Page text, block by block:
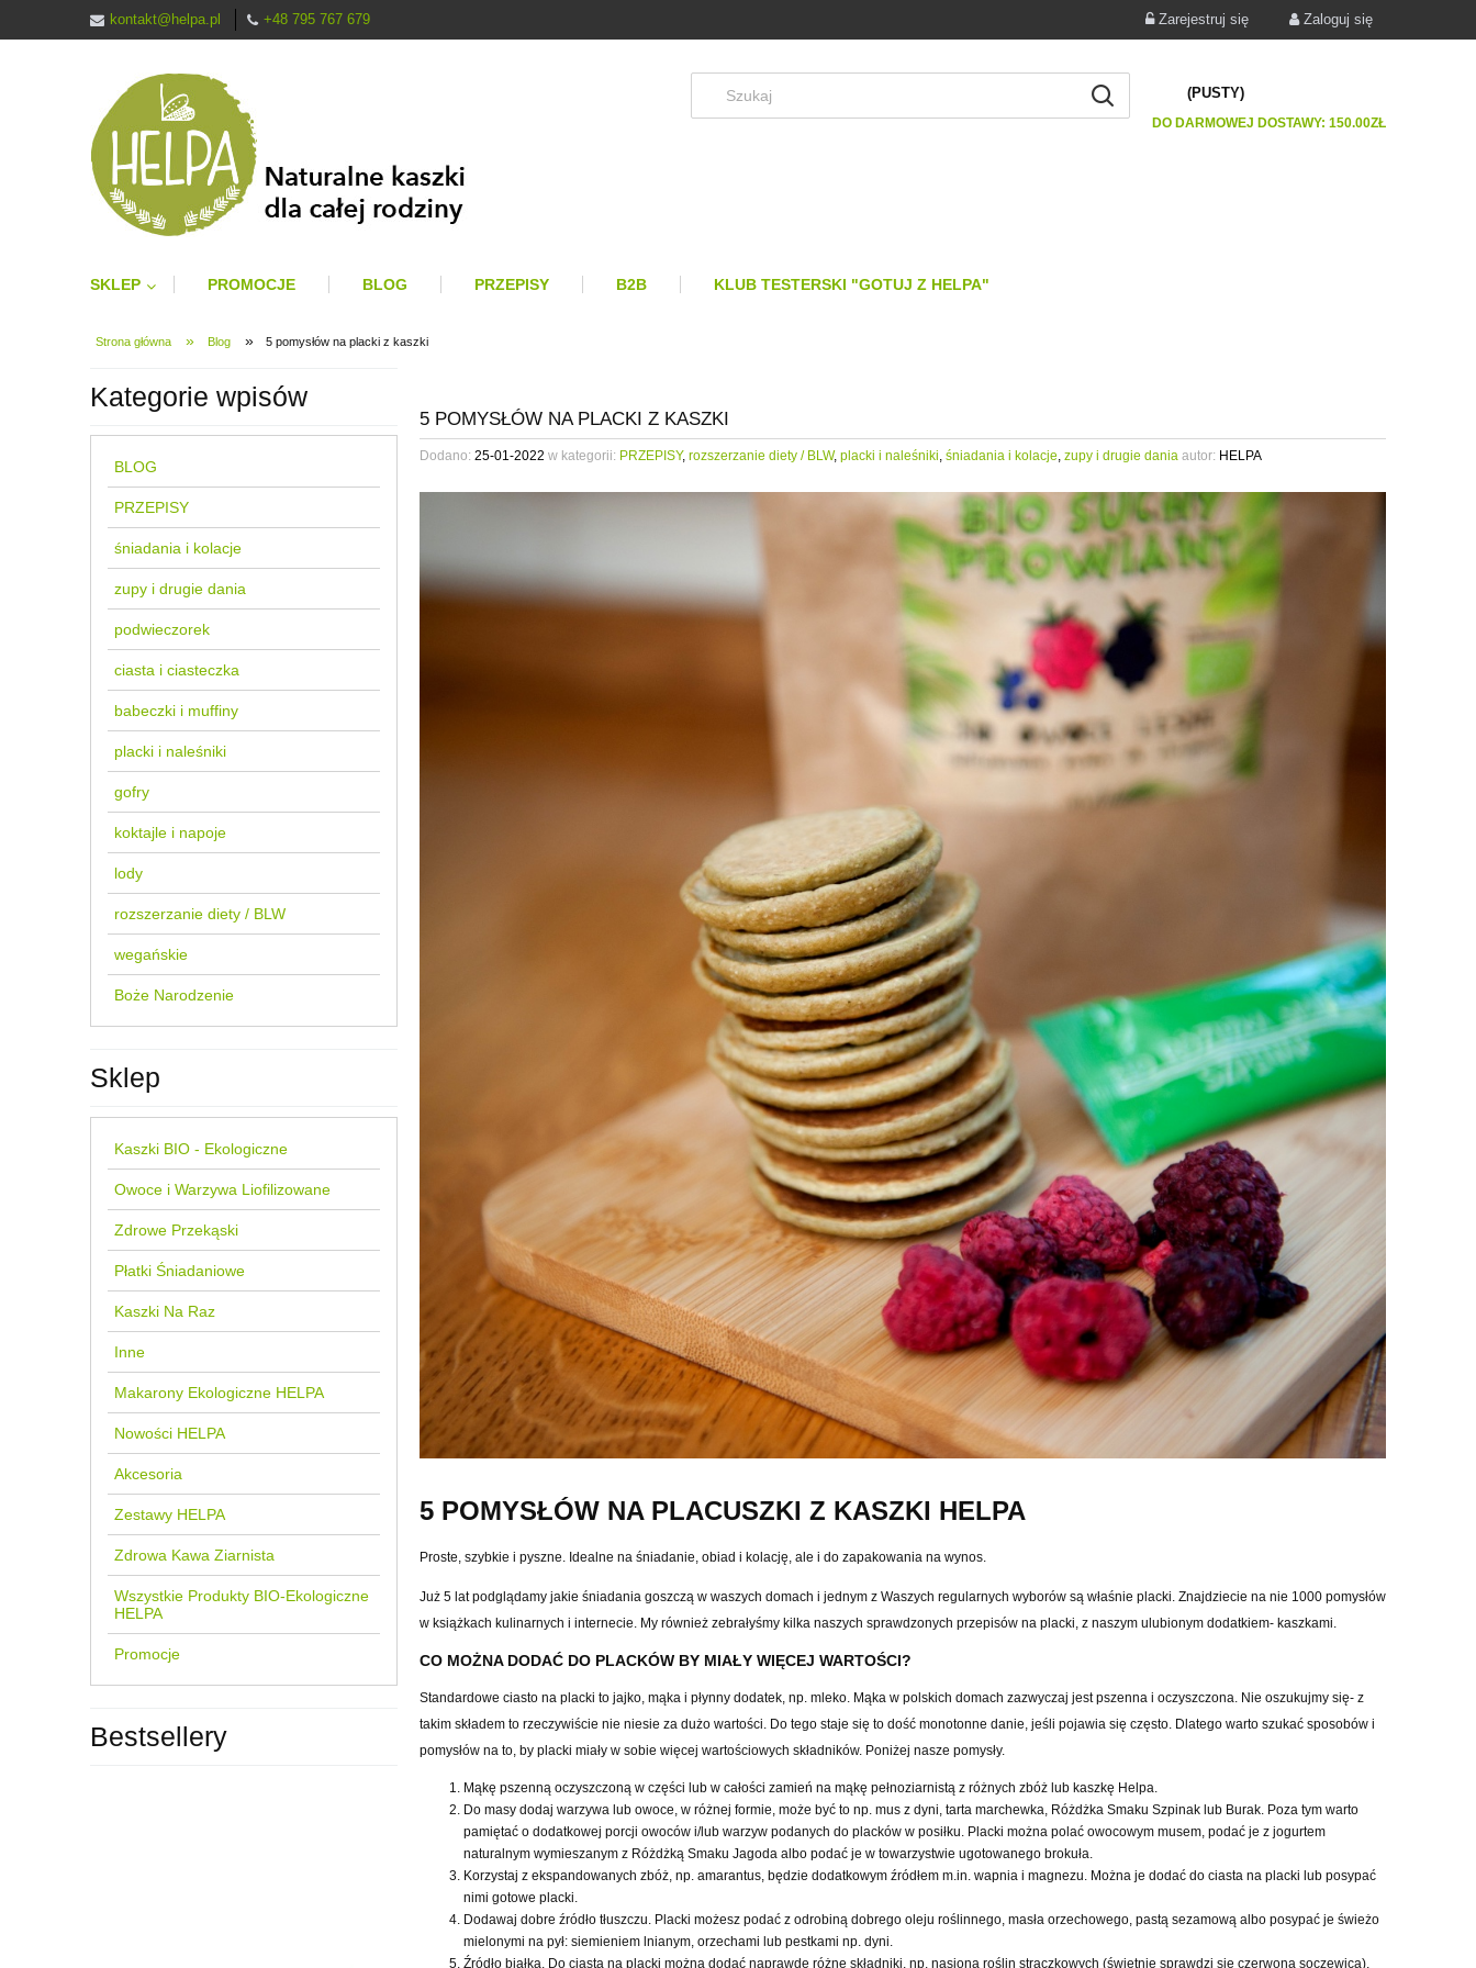
kontakt@helpa.pl +48 795 767 679 Zarejestruj się Zaloguj się
(PUSTY)
DO DARMOWEJ DOSTAWY: 150.00ZŁ
SKLEP PROMOCJE BLOG PRZEPISY B2B KLUB TESTERSKI "GOTUJ Z HELPA"
Strona główna » Blog » 5 pomysłów na placki z kaszki
Kategorie wpisów
BLOG
PRZEPISY
śniadania i kolacje
zupy i drugie dania
podwieczorek
ciasta i ciasteczka
babeczki i muffiny
placki i naleśniki
gofry
koktajle i napoje
lody
rozszerzanie diety / BLW
wegańskie
Boże Narodzenie
Sklep
Kaszki BIO - Ekologiczne
Owoce i Warzywa Liofilizowane
Zdrowe Przekąski
Płatki Śniadaniowe
Kaszki Na Raz
Inne
Makarony Ekologiczne HELPA
Nowości HELPA
Akcesoria
Zestawy HELPA
Zdrowa Kawa Ziarnista
Wszystkie Produkty BIO-Ekologiczne
HELPA
Promocje
Bestsellery
5 POMYSŁÓW NA PLACKI Z KASZKI
Dodano: 25-01-2022 w kategorii: PRZEPISY, rozszerzanie diety / BLW, placki i naleśniki, śniadania i kolacje, zupy i drugie dania autor: HELPA
5 POMYSŁÓW NA PLACUSZKI Z KASZKI HELPA
Proste, szybkie i pyszne. Idealne na śniadanie, obiad i kolację, ale i do zapakowania na wynos.
Już 5 lat podglądamy jakie śniadania goszczą w waszych domach i jednym z Waszych regularnych wyborów są właśnie placki. Znajdziecie na nie 1000 pomysłów
w książkach kulinarnych i internecie. My również zebrałyśmy kilka naszych sprawdzonych przepisów na placki, z naszym ulubionym dodatkiem- kaszkami.
CO MOŻNA DODAĆ DO PLACKÓW BY MIAŁY WIĘCEJ WARTOŚCI?
Standardowe ciasto na placki to jajko, mąka i płynny dodatek, np. mleko. Mąka w polskich domach zazwyczaj jest pszenna i oczyszczona. Nie oszukujmy się- z
takim składem to rzeczywiście nie niesie za dużo wartości. Do tego staje się to dość monotonne danie, jeś li pojawia się często. Dlatego warto szukać sposobów i
pomysłów na to, by placki miały w sobie więcej wartościowych składników. Poniżej nasze pomysły.
Mąkę pszenną oczyszczoną w części lub w całości zamień na mąkę pełnoziarnistą z różnych zbóż lub kaszkę Helpa.
Do masy dodaj warzywa lub owoce, w różnej formie, może być to np. mus z dyni, tarta marchewka, Różdżka Smaku Szpinak lub Burak. Poza tym warto
pamiętać o dodatkowej porcji owoców i/lub warzyw podanych do placków w posiłku. Placki można polać owocowym musem, podać je z jogurtem
naturalnym wymieszanym z Różdżką Smaku Jagoda albo podać je w towarzystwie ugotowanego brokuła.
Korzystaj z ekspandowanych zbóż, np. amarantus, będzie dodatkowym źródłem m.in. wapnia i magnezu. Można je dodać do ciasta na placki lub posypać
nimi gotowe placki.
Dodawaj dobre źródło tłuszczu. Placki możesz podać z odrobiną dobrego oleju roś linnego, masła orzechowego, pastą sezamową albo posypać je świeżo
mielonymi na pył: siemieniem lnianym, orzechami lub pestkami np. dyni.
Źródło białka. Do ciasta na placki można dodać naprawdę różne składniki, np. nasiona roś lin strączkowych (świetnie sprawdzi się czerwona soczewica),